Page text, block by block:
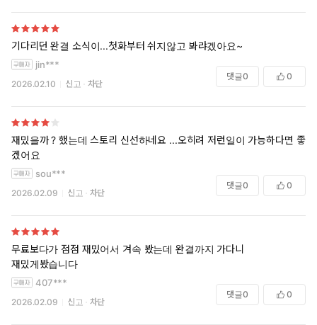
기다리던 완결 소식이...첫화부터 쉬지않고 봐랴겠아요~
jin***
2026.02.10 신고 차단
댓글0 0
재밌을까 ? 했는데 스토리 신선하네요 ...오히려 저런일이 가능하다면 좋
겠어요
sou***
2026.02.09 신고 차단
댓글0 0
무료보다가 점점 재밌어서 겨속 봤는데 완결까지 가다니
재밌게봤습니다
407***
2026.02.09 신고 차단
댓글0 0